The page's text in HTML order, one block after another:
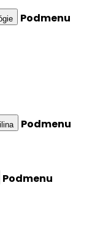
Podmenu
Podmenu
Podmenu